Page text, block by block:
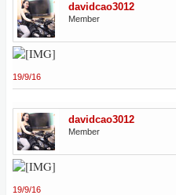
davidcao3012
Member
19/9/16
davidcao3012
Member
19/9/16